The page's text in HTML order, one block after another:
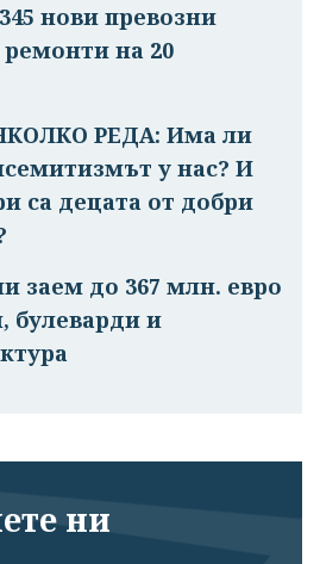
нови превозни
ремонти на 20
РЕДА: Има ли
у нас? И
са децата от добри
заем до 367 млн. евро
булеварди и
ни